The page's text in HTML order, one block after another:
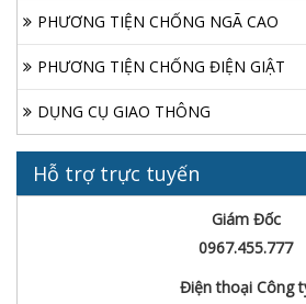
PHƯƠNG TIỆN CHỐNG NGÃ CAO
PHƯƠNG TIỆN CHỐNG ĐIỆN GIẬT
DỤNG CỤ GIAO THÔNG
Hỗ trợ trực tuyến
Giám Đốc
0967.455.777
Điện thoại Công